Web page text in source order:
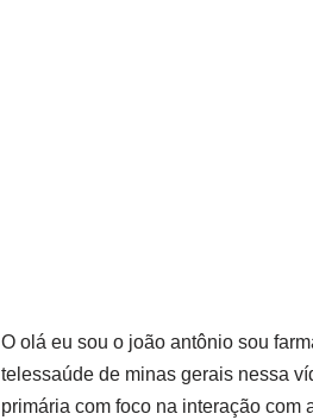
O olá eu sou o joão antônio sou
telessaúde de minas gerais nessa
primária com foco na interação com